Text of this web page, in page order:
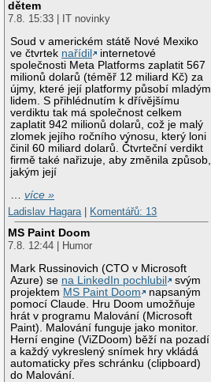
dětem
7.8. 15:33 | IT novinky
Soud v americkém státě Nové Mexiko
ve čtvrtek nařídil
internetové
společnosti Meta Platforms zaplatit 567
milionů dolarů (téměř 12 miliard Kč) za
újmy, které její platformy působí mladým
lidem. S přihlédnutím k dřívějšímu
verdiktu tak má společnost celkem
zaplatit 942 milionů dolarů, což je malý
zlomek jejího ročního výnosu, který loni
činil 60 miliard dolarů. Čtvrteční verdikt
firmě také nařizuje, aby změnila způsob,
jakým její
…více »
Ladislav Hagara| Komentářů: 13
MS Paint Doom
7.8. 12:44 | Humor
Mark Russinovich (CTO v Microsoft
Azure) se na LinkedIn pochlubil
svým
projektem MS Paint Doom
napsaným
pomocí Claude. Hru Doom umožňuje
hrát v programu Malování (Microsoft
Paint). Malování funguje jako monitor.
Herní engine (ViZDoom) běží na pozadí
a každý vykreslený snímek hry vkládá
automaticky přes schránku (clipboard)
do Malování.